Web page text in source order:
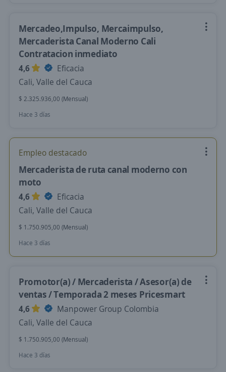
Mercadeo,Impulso, Mercaimpulso,
Mercaderista Canal Moderno Cali
Contratacion inmediato
4,6
Eficacia
Cali, Valle del Cauca
$ 2.325.936,00 (Mensual)
Hace 3 días
Empleo destacado
Mercaderista de ruta canal moderno con
moto
4,6
Eficacia
Cali, Valle del Cauca
$ 1.750.905,00 (Mensual)
Hace 3 días
Promotor(a) / Mercaderista / Asesor(a) de
ventas / Temporada 2 meses Pricesmart
4,6
Manpower Group Colombia
Cali, Valle del Cauca
$ 1.750.905,00 (Mensual)
Hace 3 días